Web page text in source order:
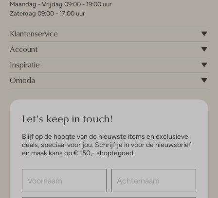
Maandag - Vrijdag 09:00 - 19:00 uur
Zaterdag 09:00 - 17:00 uur
Klantenservice
Account
Inspiratie
Omoda
Let's keep in touch!
Blijf op de hoogte van de nieuwste items en exclusieve
deals, speciaal voor jou. Schrijf je in voor de nieuwsbrief
en maak kans op € 150,- shoptegoed.